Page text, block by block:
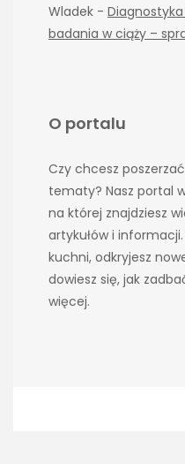
Wladek -
badania w ciąży –
O portalu
Czy chcesz
tematy? Nasz portal
na której znajdziesz
artykułów i
kuchni, odkryjesz
dowiesz się, jak
więcej.